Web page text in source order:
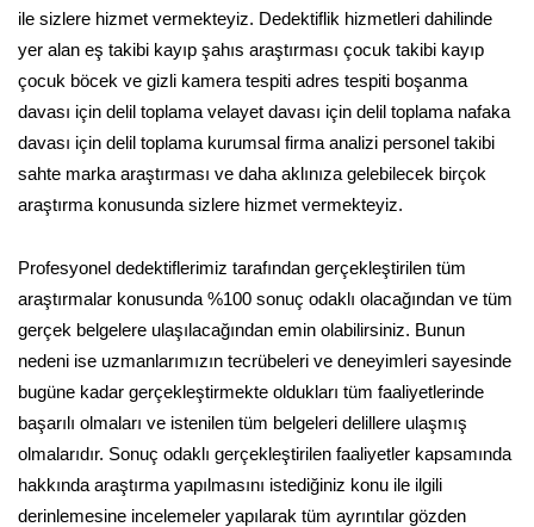
ile sizlere hizmet vermekteyiz. Dedektiflik hizmetleri dahilinde
yer alan eş takibi kayıp şahıs araştırması çocuk takibi kayıp
çocuk böcek ve gizli kamera tespiti adres tespiti boşanma
davası için delil toplama velayet davası için delil toplama nafaka
davası için delil toplama kurumsal firma analizi personel takibi
sahte marka araştırması ve daha aklınıza gelebilecek birçok
araştırma konusunda sizlere hizmet vermekteyiz.
Profesyonel dedektiflerimiz tarafından gerçekleştirilen tüm
araştırmalar konusunda %100 sonuç odaklı olacağından ve tüm
gerçek belgelere ulaşılacağından emin olabilirsiniz. Bunun
nedeni ise uzmanlarımızın tecrübeleri ve deneyimleri sayesinde
bugüne kadar gerçekleştirmekte oldukları tüm faaliyetlerinde
başarılı olmaları ve istenilen tüm belgeleri delillere ulaşmış
olmalarıdır. Sonuç odaklı gerçekleştirilen faaliyetler kapsamında
hakkında araştırma yapılmasını istediğiniz konu ile ilgili
derinlemesine incelemeler yapılarak tüm ayrıntılar gözden